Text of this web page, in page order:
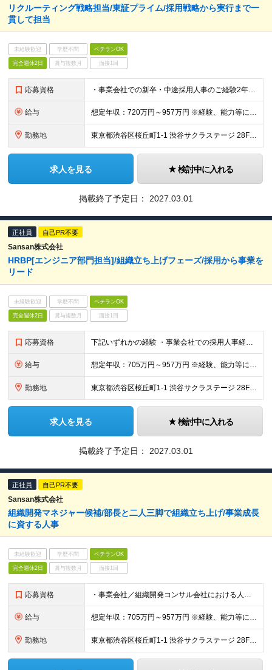
リクルーティング戦略担当/東証プライム/採用戦略から実行まで一
貫して担当
未経験歓迎 学歴不問 ベテランOK
完全週休2日 賞与複数月 面接1回
応募資格 ・事業会社での新卒・中途採用人事のご経験2年以上 （規模は不問）または採用RPO/ハイクラスエージェントのご経験2年以上 ・採用目標やプロジェクト目標など、具体的な目標を複数回達成した経験 ・資料作
給与 想定年収：720万円～957万円 ※経験、能力等に応じて個別に決定します。 ※年収720万の場合：月額50万（基本給40.5万＋時間外手当9.5万） ※年収957万の場合：月額66万（基本給53.4
勤務地 東京都渋谷区桜丘町1-1 渋谷サクラステージ 28F （変更の範囲）上記を除く当社関連勤務地
求人を見る 検討中に入れる
掲載終了予定日： 2027.03.01
正社員 自己PR不要
Sansan株式会社
HRBP[エンジニア部門担当]/組織立ち上げフェーズ/採用から事業を
リード
未経験歓迎 学歴不問 ベテランOK
完全週休2日 賞与複数月 面接1回
応募資格 下記いずれかの経験 ・事業会社での採用人事経験（2年以上）※中途・新卒不問 ・人材エージェント企業でのリクルーティング営業経験（2年以上） ・ヘッドハンティングファームでダイレクトスカウトを通じて幹部
給与 想定年収：705万円～957万円 ※経験、能力等に応じて個別に決定します。 ※年収705万の場合：月額49万（基本給39.6万＋時間外手当9.4万） ※年収957万の場合：月額66万（基本給53.4
勤務地 東京都渋谷区桜丘町1-1 渋谷サクラステージ 28F （変更の範囲）上記を除く当社関連勤務地
求人を見る 検討中に入れる
掲載終了予定日： 2027.03.01
正社員 自己PR不要
Sansan株式会社
組織開発マネジャー候補/部長と二人三脚で組織立ち上げ/事業成長
に資する人事
未経験歓迎 学歴不問 ベテランOK
完全週休2日 賞与複数月 面接1回
応募資格 ・事業会社／組織開発コンサル会社における人材開発・育成体系の企画・実行経験（目安：3年以上） ・経営層、各部門の責任者、複数のステークホルダーと調整交渉を行いながらプロジェクト・業務を主体的に企画、推
給与 想定年収：705万円～957万円 ※経験、能力等に応じて個別に決定します。 ※年収705万の場合：月額49万（基本給39.6万＋時間外手当9.4万） ※年収957万の場合：月額66万（基本給53.4
勤務地 東京都渋谷区桜丘町1-1 渋谷サクラステージ 28F （変更の範囲）上記を除く当社関連勤務地